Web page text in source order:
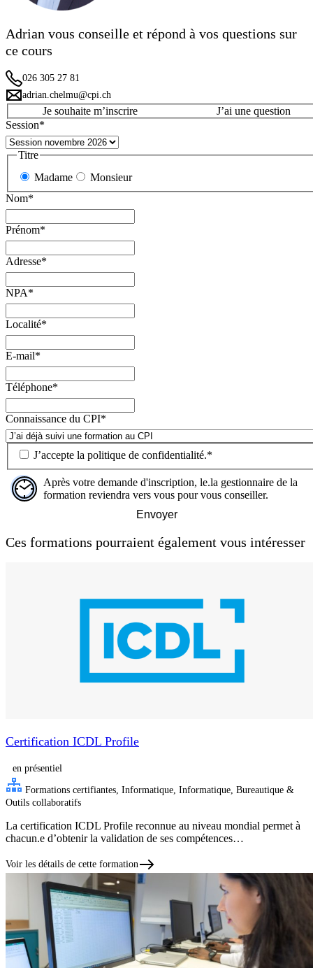
Adrian vous conseille et répond à vos questions sur
ce cours
026 305 27 81
adrian.chelmu@cpi.ch
Je souhaite m’inscrire
J’ai une question
Session*
Titre
Madame
Monsieur
Nom*
Prénom*
Adresse*
NPA*
Localité*
E-mail*
Téléphone*
Connaissance du CPI*
J’accepte la politique de confidentialité.*
Après votre demande d'inscription, le.la gestionnaire de la
formation reviendra vers vous pour vous conseiller.
Envoyer
Ces formations pourraient également vous intéresser
Certification ICDL Profile
en présentiel
Formations certifiantes, Informatique, Informatique, Bureautique &
Outils collaboratifs
La certification ICDL Profile reconnue au niveau mondial permet à
chacun.e d’obtenir la validation de ses compétences…
Voir les détails de cette formation